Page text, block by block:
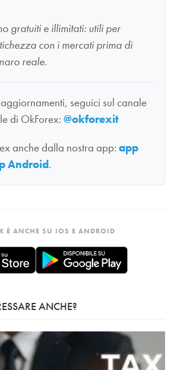
gratuiti e illimitati: utili per
con i mercati prima di
reale.
seguici sul canale
di OkForex: @okforexit
anche dalla nostra app: app
Android.
È ANCHE SU IOS E ANDROID
ANCHE?